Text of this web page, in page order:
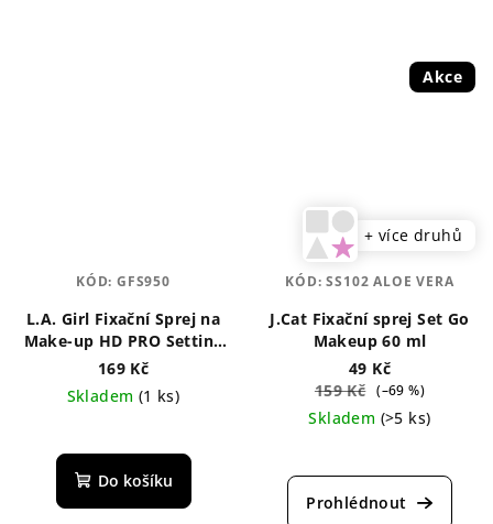
L.A. Girl Fixační Sprej na
Make-up HD PRO Setting
30 ml
169 Kč
Skladem (1 ks)
hodnocení
produktu
Do košíku
KÓD:GFS950
Akce
+ více druhů
J.Cat Fixační sprej Set Go
Makeup 60 ml
49 Kč
159 Kč (–69 %)
Skladem (>5 ks)
hodnocení
produktu
KÓD:SS102 ALOE VERA